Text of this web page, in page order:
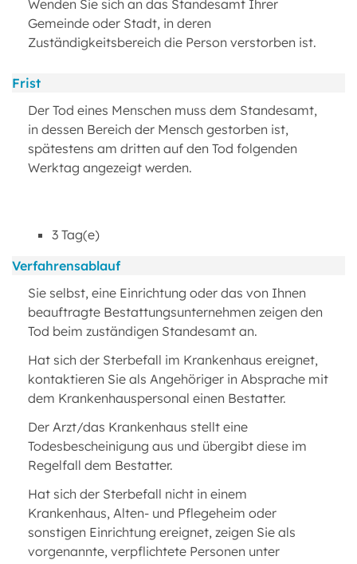
Wenden Sie sich an das Standesamt Ihrer
Gemeinde oder Stadt, in deren
Zuständigkeitsbereich die Person verstorben ist.
Frist
Der Tod eines Menschen muss dem Standesamt,
in dessen Bereich der Mensch gestorben ist,
spätestens am dritten auf den Tod folgenden
Werktag angezeigt werden.
3 Tag(e)
Verfahrensablauf
Sie selbst, eine Einrichtung oder das von Ihnen
beauftragte Bestattungsunternehmen zeigen den
Tod beim zuständigen Standesamt an.
Hat sich der Sterbefall im Krankenhaus ereignet,
kontaktieren Sie als Angehöriger in Absprache mit
dem Krankenhauspersonal einen Bestatter.
Der Arzt/das Krankenhaus stellt eine
Todesbescheinigung aus und übergibt diese im
Regelfall dem Bestatter.
Hat sich der Sterbefall nicht in einem
Krankenhaus, Alten- und Pflegeheim oder
sonstigen Einrichtung ereignet, zeigen Sie als
vorgenannte, verpflichtete Personen unter